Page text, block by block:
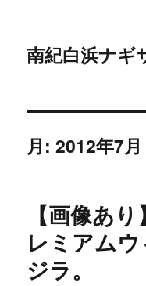
南紀白浜ナギ
月:2012年7月
【画像あ
レミアム
ジラ。